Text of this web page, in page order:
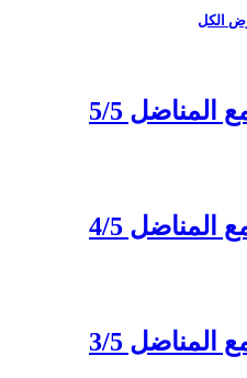
الكل
5/5
4/5
3/5